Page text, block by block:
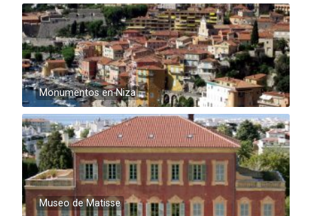
Monumentos en Niza
Museo de Matisse